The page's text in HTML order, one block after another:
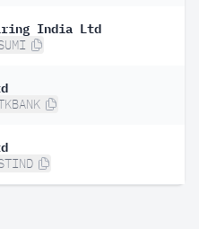
India Ltd